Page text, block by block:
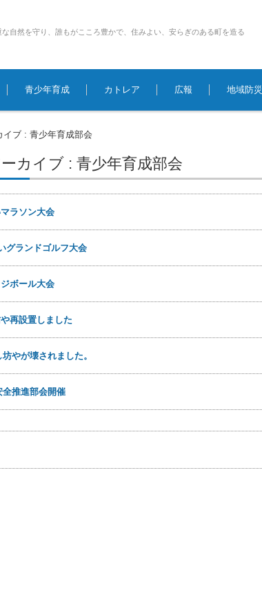
自然を守り、誰もがこころ豊かで、住みよい、安らぎのある町を造る
青少年育成 カトレア 広報 地域防災
イブ : 青少年育成部会
カイブ : 青少年育成部会
ラソン大会
グランドゴルフ大会
ボール大会
再設置しました
やが壊されました。
全推進部会開催